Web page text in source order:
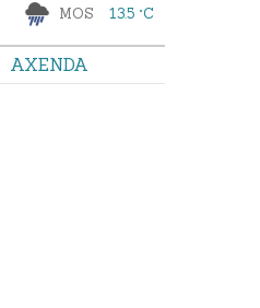
MOS 13.5 °C
AXENDA